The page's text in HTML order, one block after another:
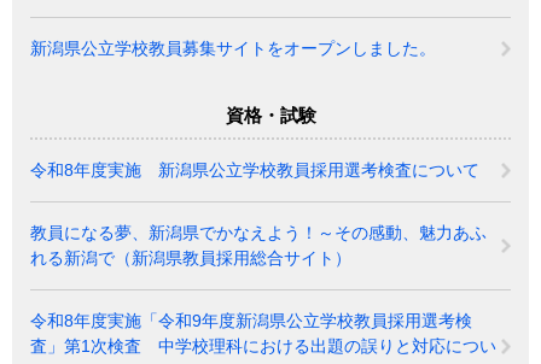
新潟県公立学校教員募集サイトをオープンしました。
資格・試験
令和8年度実施 新潟県公立学校教員採用選考検査について
教員になる夢、新潟県でかなえよう！～その感動、魅力あふ
れる新潟で（新潟県教員採用総合サイト）
令和8年度実施「令和9年度新潟県公立学校教員採用選考検
査」第1次検査 中学校理科における出題の誤りと対応につい